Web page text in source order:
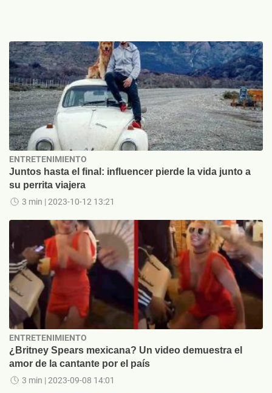
ENTRETENIMIENTO
Juntos hasta el final: influencer pierde la vida junto a
su perrita viajera
3 min | 2023-10-12 13:21
ENTRETENIMIENTO
¿Britney Spears mexicana? Un video demuestra el
amor de la cantante por el país
3 min | 2023-09-08 14:01